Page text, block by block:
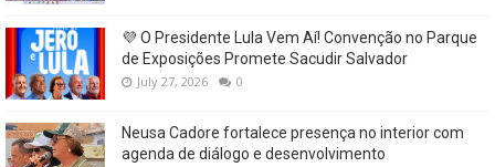
💜 O Presidente Lula Vem Aí! Convenção no Parque
de Exposições Promete Sacudir Salvador
July 27, 2026 0
Neusa Cadore fortalece presença no interior com
agenda de diálogo e desenvolvimento